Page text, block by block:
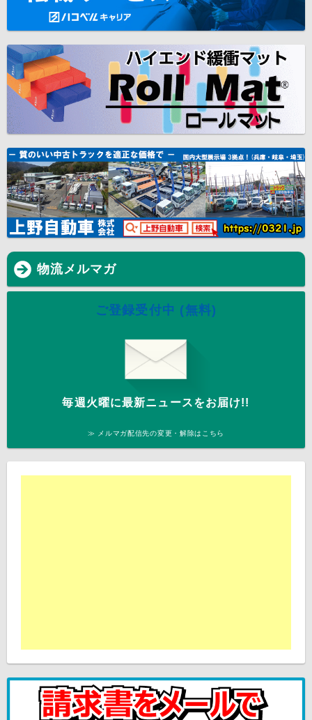
物流メルマガ
ご登録受付中 (無料)
毎週火曜に最新ニュースをお届け!!
≫ メルマガ配信先の変更・解除はこちら